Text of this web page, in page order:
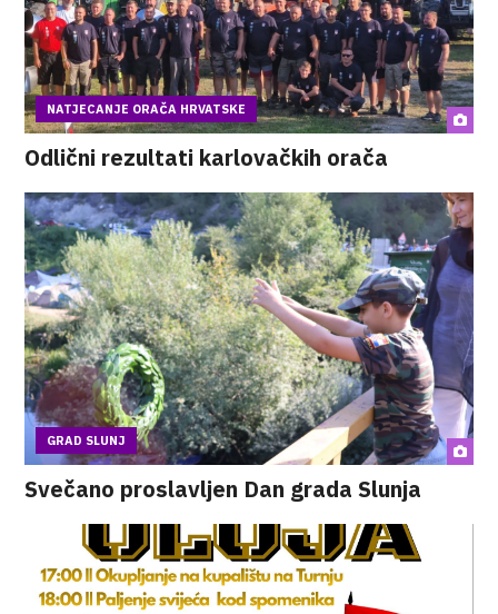
NATJECANJE ORAČA HRVATSKE
Odlični rezultati karlovačkih orača
GRAD SLUNJ
Svečano proslavljen Dan grada Slunja